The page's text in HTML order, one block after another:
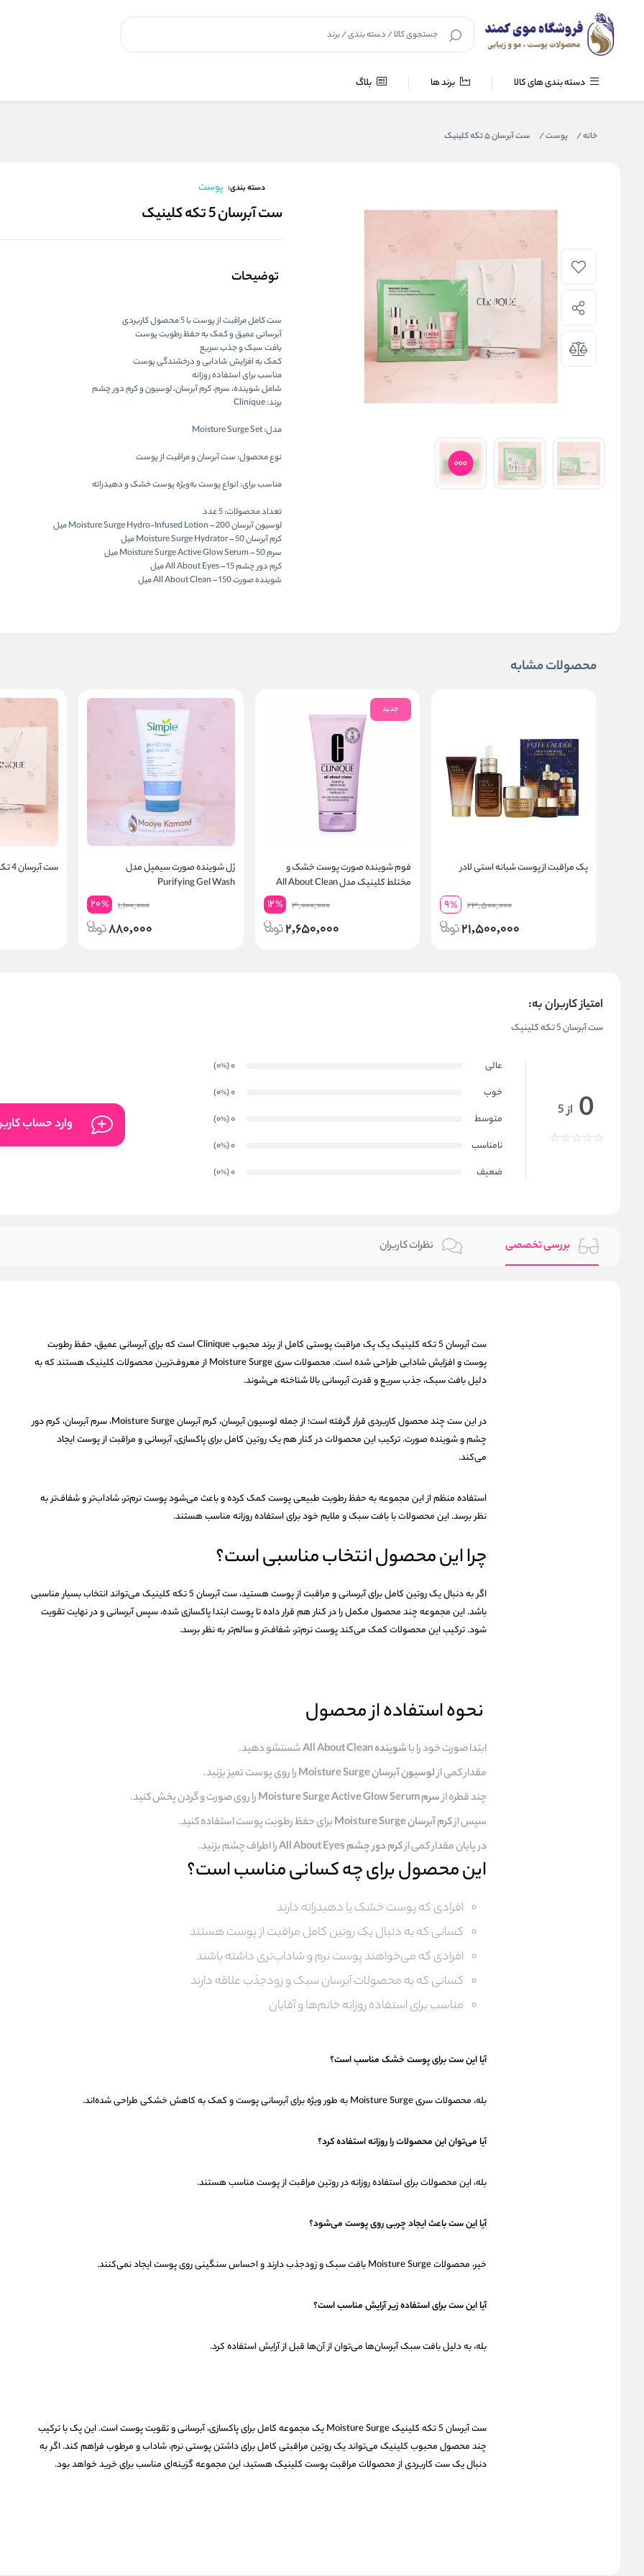
دسته بندی های کالا برند ها بلاگ
خانه/ پوست/ ست آبرسان 5 تکه کلینیک
دسته بندی: پوست
ست آبرسان 5 تکه کلینیک
توضیحات
ست کامل مراقبت از پوست با 5 محصول کاربردی
آبرسانی عمیق و کمک به حفظ رطوبت پوست
بافت سبک و جذب سریع
کمک به افزایش شادابی و درخشندگی پوست
مناسب برای استفاده روزانه
شامل شوینده، سرم، کرم آبرسان، لوسیون و کرم دور چشم
برند:Clinique
مدل:Moisture Surge Set
نوع محصول: ست آبرسان و مراقبت از پوست
مناسب برای: انواع پوست به‌ویژه پوست خشک و دهیدراته
تعداد محصولات:5 عدد
لوسیون آبرسان Moisture Surge Hydro‑Infused Lotion – 200 میل
کرم آبرسان Moisture Surge Hydrator – 50 میل
سرم Moisture Surge Active Glow Serum – 50 میل
کرم دور چشم All About Eyes – 15 میل
شوینده صورت All About Clean – 150 میل
محصولات مشابه
پک مراقبت از پوست شبانه استی لادر
23,500,000
9%
21,500,000
جدید
فوم شوینده صورت پوست خشک و
مختلط کلینیک مدل All About Clean
3,000,000
12%
2,650,000
ژل شوینده صورت سیمپل مدل
Purifying Gel Wash
1,100,000
20%
880,000
ست آبرسان 4 تکه کلینیک
امتیاز کاربران به:
ست آبرسان 5 تکه کلینیک
0 از 5
عالی 0
(0
%
)
خوب
0
(0
%
)
متوسط
0
(0
%
)
نامناسب
0
(0
%
)
ضعیف
0
(0
%
)
وارد حساب
بررسی تخصصی نظرات کاربران
ست آبرسان 5 تکه کلینیک یک پک مراقبت پوستی کامل از برند محبوب Clinique است که برای آبرسانی عمیق، حفظ رطوبت
پوست و افزایش شادابی طراحی شده است. محصولات سری Moisture Surge از معروف‌ترین محصولات کلینیک هستند که به
دلیل بافت سبک، جذب سریع و قدرت آبرسانی بالا شناخته می‌شوند.
در این ست چند محصول کاربردی قرار گرفته است؛ از جمله لوسیون آبرسان، کرم آبرسان Moisture Surge، سرم آبرسان، کرم دور
چشم و شوینده صورت. ترکیب این محصولات در کنار هم یک روتین کامل برای پاکسازی، آبرسانی و مراقبت از پوست ایجاد
می‌کند.
استفاده منظم از این مجموعه به حفظ رطوبت طبیعی پوست کمک کرده و باعث می‌شود پوست نرم‌تر، شاداب‌تر و شفاف‌تر به
نظر برسد. این محصولات با بافت سبک و ملایم خود برای استفاده روزانه مناسب هستند.
چرا این محصول انتخاب مناسبی است؟
اگر به دنبال یک روتین کامل برای آبرسانی و مراقبت از پوست هستید، ست آبرسان 5 تکه کلینیک می‌تواند انتخاب بسیار مناسبی
باشد. این مجموعه چند محصول مکمل را در کنار هم قرار داده تا پوست ابتدا پاکسازی شده، سپس آبرسانی و در نهایت تقویت
شود. ترکیب این محصولات کمک می‌کند پوست نرم‌تر، شفاف‌تر و سالم‌تر به نظر برسد.
نحوه استفاده از محصول
ابتدا صورت خود را باشوینده All About Clean
شستشو دهید.
مقدار کمی ازلوسیون آبرسان Moisture Surge
را روی پوست تمیز بزنید.
چند قطره ازسرم Moisture Surge Active Glow Serum
را روی صورت و گردن پخش کنید.
سپس ازکرم آبرسان Moisture Surge
برای حفظ رطوبت پوست استفاده کنید.
در پایان مقدار کمی ازکرم دور چشم All About Eyes را اطراف چشم بزنید.
این محصول برای چه کسانی مناسب است؟
افرادی که پوست خشک یا دهیدراته دارند
کسانی که به دنبال یک روتین کامل مراقبت از پوست هستند
افرادی که می‌خواهند پوست نرم و شاداب‌تری داشته باشند
کسانی که به محصولات آبرسان سبک و زودجذب علاقه دارند
مناسب برای استفاده روزانه خانم‌ها و آقایان
آیا این ست برای پوست خشک مناسب است؟
بله، محصولات سری Moisture Surge به طور ویژه برای آبرسانی پوست و کمک به کاهش خشکی طراحی شده‌اند.
آیا می‌توان این محصولات را روزانه استفاده کرد؟
بله، این محصولات برای استفاده روزانه در روتین مراقبت از پوست مناسب هستند.
آیا این ست باعث ایجاد چربی روی پوست می‌شود؟
خیر، محصولات Moisture Surge بافت سبک و زودجذب دارند و احساس سنگینی روی پوست ایجاد نمی‌کنند.
آیا این ست برای استفاده زیر آرایش مناسب است؟
بله، به دلیل بافت سبک آبرسان‌ها می‌توان از آن‌ها قبل از آرایش استفاده کرد.
ست آبرسان 5 تکه کلینیک Moisture Surge یک مجموعه کامل برای پاکسازی، آبرسانی و تقویت پوست است. این پک با ترکیب
چند محصول محبوب کلینیک می‌تواند یک روتین مراقبتی کامل برای داشتن پوستی نرم، شاداب و مرطوب فراهم کند. اگر به
دنبال یک ست کاربردی از محصولات مراقبت پوست کلینیک هستید، این مجموعه گزینه‌ای مناسب برای خرید خواهد بود.